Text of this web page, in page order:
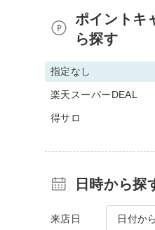
ポイントキ
ら探す
指定なし
楽天スーパーDEAL
得サロ
日時から探
来店日 日付か